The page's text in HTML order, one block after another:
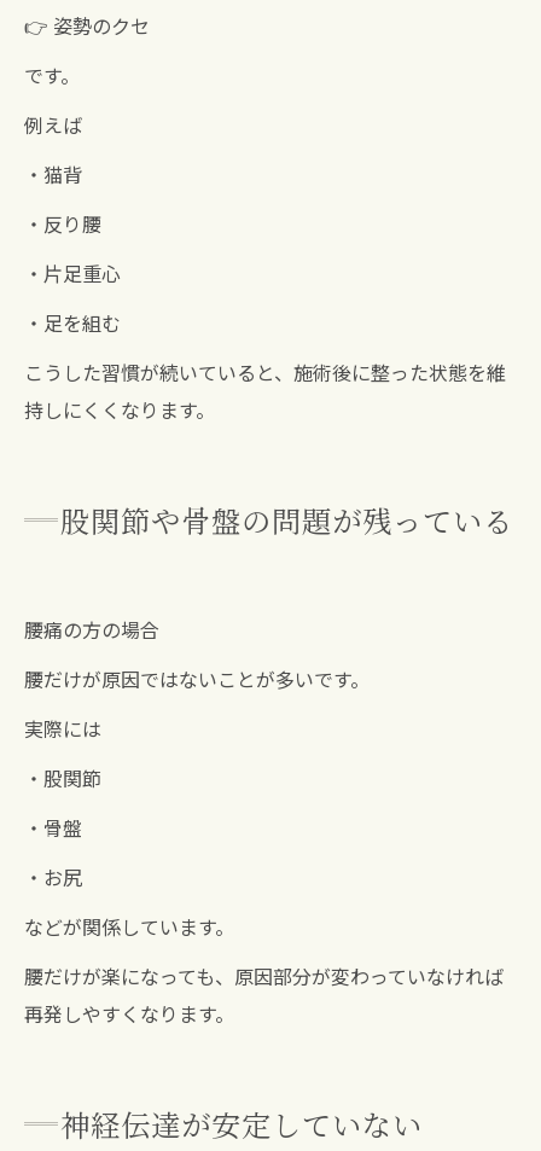
👉 姿勢のクセ
です。
例えば
・猫背
・反り腰
・片足重心
・足を組む
こうした習慣が続いていると、施術後に整った状態を維
持しにくくなります。
股関節や骨盤の問題が残っている
腰痛の方の場合
腰だけが原因ではないことが多いです。
実際には
・股関節
・骨盤
・お尻
などが関係しています。
腰だけが楽になっても、原因部分が変わっていなければ
再発しやすくなります。
神経伝達が安定していない